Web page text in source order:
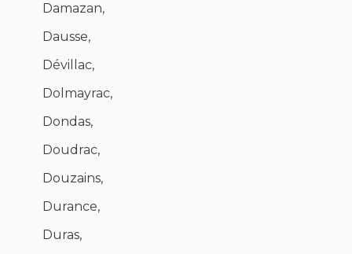
Damazan,
Dausse,
Dévillac,
Dolmayrac,
Dondas,
Doudrac,
Douzains,
Durance,
Duras,